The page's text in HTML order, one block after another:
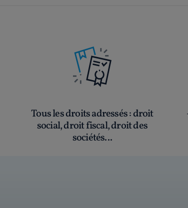
Tous les droits adressés: droit
social, droit fiscal, droit des
sociétés...